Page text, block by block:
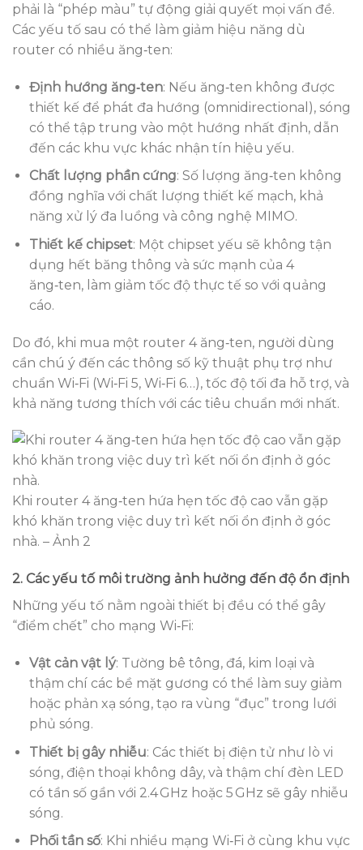
phải là “phép màu” tự động giải quyết mọi vấn đề.
Các yếu tố sau có thể làm giảm hiệu năng dù
router có nhiều ăng‑ten:
Định hướng ăng‑ten: Nếu ăng‑ten không được
thiết kế để phát đa hướng (omnidirectional), sóng
có thể tập trung vào một hướng nhất định, dẫn
đến các khu vực khác nhận tín hiệu yếu.
Chất lượng phần cứng: Số lượng ăng‑ten không
đồng nghĩa với chất lượng thiết kế mạch, khả
năng xử lý đa luồng và công nghệ MIMO.
Thiết kế chipset: Một chipset yếu sẽ không tận
dụng hết băng thông và sức mạnh của 4
ăng‑ten, làm giảm tốc độ thực tế so với quảng
cáo.
Do đó, khi mua một router 4 ăng‑ten, người dùng
cần chú ý đến các thông số kỹ thuật phụ trợ như
chuẩn Wi‑Fi (Wi‑Fi 5, Wi‑Fi 6…), tốc độ tối đa hỗ trợ, và
khả năng tương thích với các tiêu chuẩn mới nhất.
Khi router 4 ăng‑ten hứa hẹn tốc độ cao vẫn gặp
khó khăn trong việc duy trì kết nối ổn định ở góc
nhà. – Ảnh 2
2. Các yếu tố môi trường ảnh hưởng đến độ ổn định
Những yếu tố nằm ngoài thiết bị đều có thể gây
“điểm chết” cho mạng Wi‑Fi:
Vật cản vật lý: Tường bê tông, đá, kim loại và
thậm chí các bề mặt gương có thể làm suy giảm
hoặc phản xạ sóng, tạo ra vùng “đục” trong lưới
phủ sóng.
Thiết bị gây nhiễu: Các thiết bị điện tử như lò vi
sóng, điện thoại không dây, và thậm chí đèn LED
có tần số gần với 2.4 GHz hoặc 5 GHz sẽ gây nhiễu
sóng.
Phối tần số: Khi nhiều mạng Wi‑Fi ở cùng khu vực